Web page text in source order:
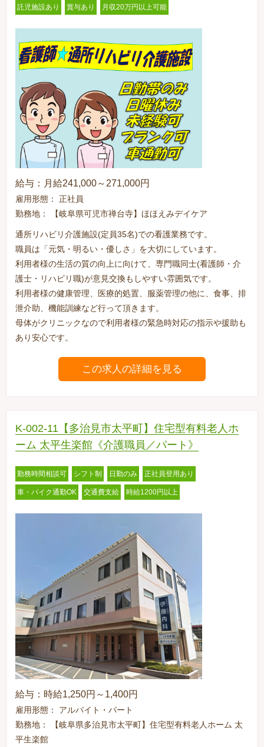
託児施設あり 賞与あり 月収20万円以上可能
給与：月給241,000～271,000円
雇用形態： 正社員
勤務地： 【岐阜県可児市禅台寺】ほほえみデイケア
通所リハビリ介護施設(定員35名)での看護業務です。
職員は「元気・明るい・優しさ」を大切にしています。
利用者様の生活の質の向上に向けて、専門職同士(看護師・介
護士・リハビリ職)が意見交換もしやすい雰囲気です。
利用者様の健康管理、医療的処置、服薬管理の他に、食事、排
泄介助、機能訓練など行って頂きます。
母体がクリニックなので利用者様の緊急時対応の指示や援助も
あり安心です。
この求人の詳細を見る
K-002-11【多治見市太平町】住宅型有料老人ホ
ーム 太平生楽館《介護職員／パート》
勤務時間相談可 シフト制 日勤のみ 正社員登用あり
車・バイク通勤OK 交通費支給 時給1200円以上
給与：時給1,250円～1,400円
雇用形態： アルバイト・パート
勤務地： 【岐阜県多治見市太平町】住宅型有料老人ホーム 太
平生楽館